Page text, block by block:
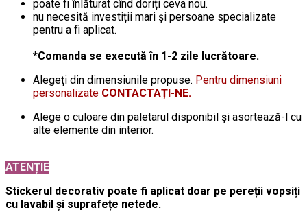
poate fi înlăturat cînd doriți ceva nou.
nu necesită investiții mari și persoane specializate
pentru a fi aplicat.
*Comanda se execută în 1-2 zile lucrătoare.
Alegeți din dimensiunile propuse. Pentru dimensiuni
personalizate CONTACTAȚI-NE.
Alege o culoare din paletarul disponibil și asortează-l cu
alte elemente din interior.
ATENȚIE
Stickerul decorativ poate fi aplicat doar pe pereții vopsiți
cu lavabil și suprafețe netede.